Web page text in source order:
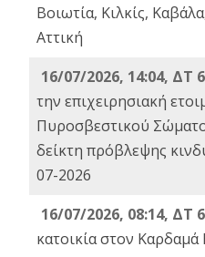
Βοιωτία, Κιλκίς,
Αττική
16/07/2026, 14:04, ΔΤ
την επιχειρησιακή
Πυροσβεστικού
δείκτη πρόβλεψης
07-2026
16/07/2026, 08:14, ΔΤ
κατοικία στον Καρδαμά